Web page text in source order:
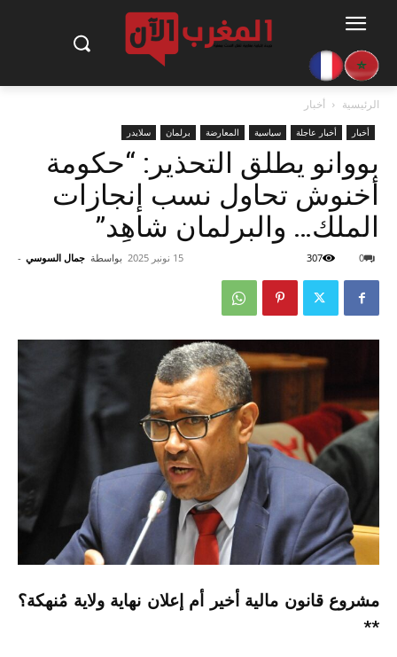
الرئيسية أخبار
أخبار أخبار عاجلة سياسية المعارضة برلمان سلايدر
بووانو يطلق التحذير: “حكومة
أخنوش تحاول نسب إنجازات
الملك… والبرلمان شاهِد”
بواسطة جمال السوسي - 15 نونبر 2025 0
307
مشروع قانون مالية أخير أم إعلان نهاية ولاية مُنهكة؟
**